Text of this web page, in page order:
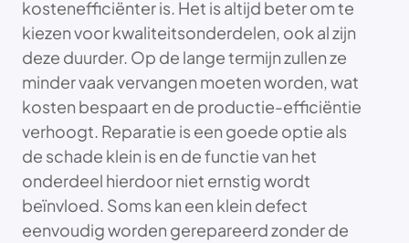
kostenefficiënter is. Het is altijd beter om te
kiezen voor kwaliteitsonderdelen, ook al zijn
deze duurder. Op de lange termijn zullen ze
minder vaak vervangen moeten worden, wat
kosten bespaart en de productie-efficiëntie
verhoogt. Reparatie is een goede optie als
de schade klein is en de functie van het
onderdeel hierdoor niet ernstig wordt
beïnvloed. Soms kan een klein defect
eenvoudig worden gerepareerd zonder de